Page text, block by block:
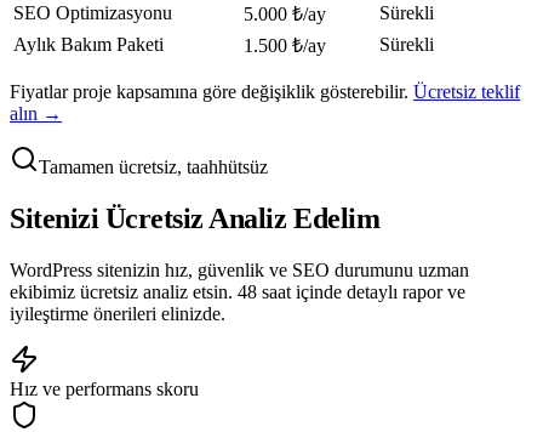
SEO Optimizasyonu
5.000 ₺/ay
Sürekli
Aylık Bakım Paketi
1.500 ₺/ay Sürekli
Fiyatlar proje kapsamına göre değişiklik gösterebilir. Ücretsiz teklif
alın →
Tamamen ücretsiz, taahhütsüz
Sitenizi Ücretsiz Analiz Edelim
WordPress sitenizin hız, güvenlik ve SEO durumunu uzman
ekibimiz ücretsiz analiz etsin. 48 saat içinde detaylı rapor ve
iyileştirme önerileri elinizde.
Hız ve performans skoru